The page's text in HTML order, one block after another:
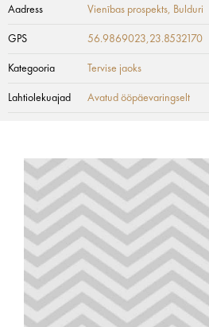
Aadress Vienības prospekts, Bulduri
GPS 56.9869023,23.8532170
Kategooria Tervise jaoks
Lahtiolekuajad Avatud ööpäevaringselt